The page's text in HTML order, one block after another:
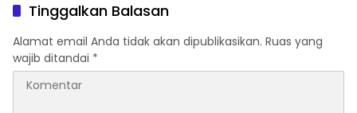
Tinggalkan Balasan
Alamat email Anda tidak akan dipublikasikan. Ruas yang
wajib ditandai *